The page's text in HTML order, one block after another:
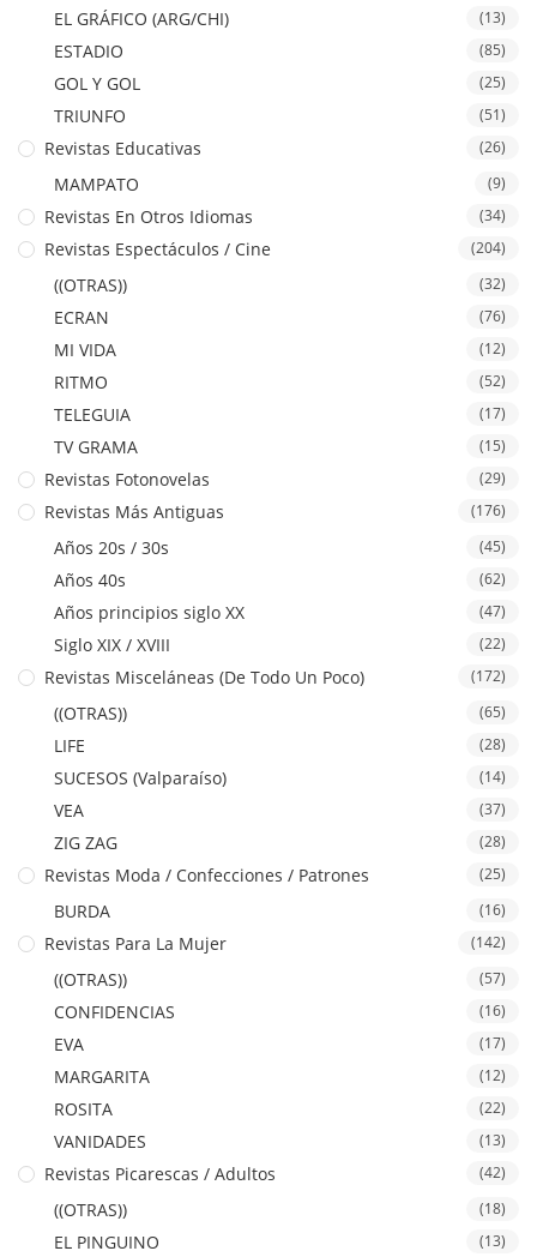
EL GRÁFICO (ARG/CHI) (13)
ESTADIO (85)
GOL Y GOL (25)
TRIUNFO (51)
Revistas Educativas (26)
MAMPATO (9)
Revistas En Otros Idiomas (34)
Revistas Espectáculos / Cine (204)
((OTRAS)) (32)
ECRAN (76)
MI VIDA (12)
RITMO (52)
TELEGUIA (17)
TV GRAMA (15)
Revistas Fotonovelas (29)
Revistas Más Antiguas (176)
Años 20s / 30s (45)
Años 40s (62)
Años principios siglo XX (47)
Siglo XIX / XVIII (22)
Revistas Misceláneas (De Todo Un Poco) (172)
((OTRAS)) (65)
LIFE (28)
SUCESOS (Valparaíso) (14)
VEA (37)
ZIG ZAG (28)
Revistas Moda / Confecciones / Patrones (25)
BURDA (16)
Revistas Para La Mujer (142)
((OTRAS)) (57)
CONFIDENCIAS (16)
EVA (17)
MARGARITA (12)
ROSITA (22)
VANIDADES (13)
Revistas Picarescas / Adultos (42)
((OTRAS)) (18)
EL PINGUINO (13)